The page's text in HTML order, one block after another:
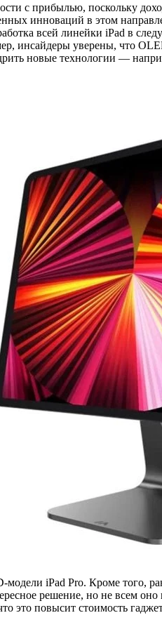
с прибылью, поскольку
инноваций в этом
всей линейки iPad в
инсайдеры уверены, что
новые технологии —
iPad Pro. Кроме того,
решение, но не всем
это повысит стоимость